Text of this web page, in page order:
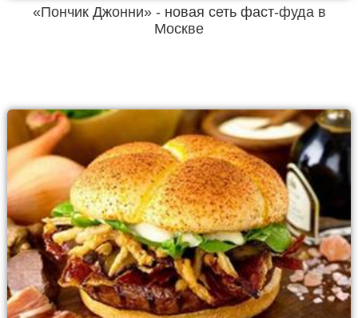
«Пончик Джонни» - новая сеть фаст-фуда в
Москве